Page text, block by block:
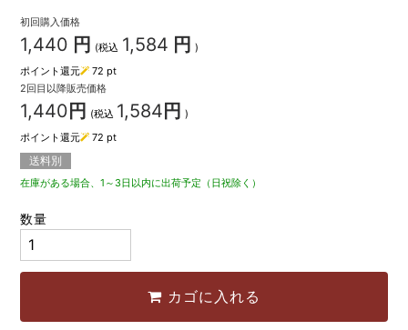
初回購入価格
1,440 円 (税込 1,584 円 )
ポイント還元
72pt
2回目以降販売価格
1,440 円 (税込 1,584 円 )
ポイント還元
72pt
送料別
在庫がある場合、1～3日以内に出荷予定（日祝除く）
数量
カゴに入れる